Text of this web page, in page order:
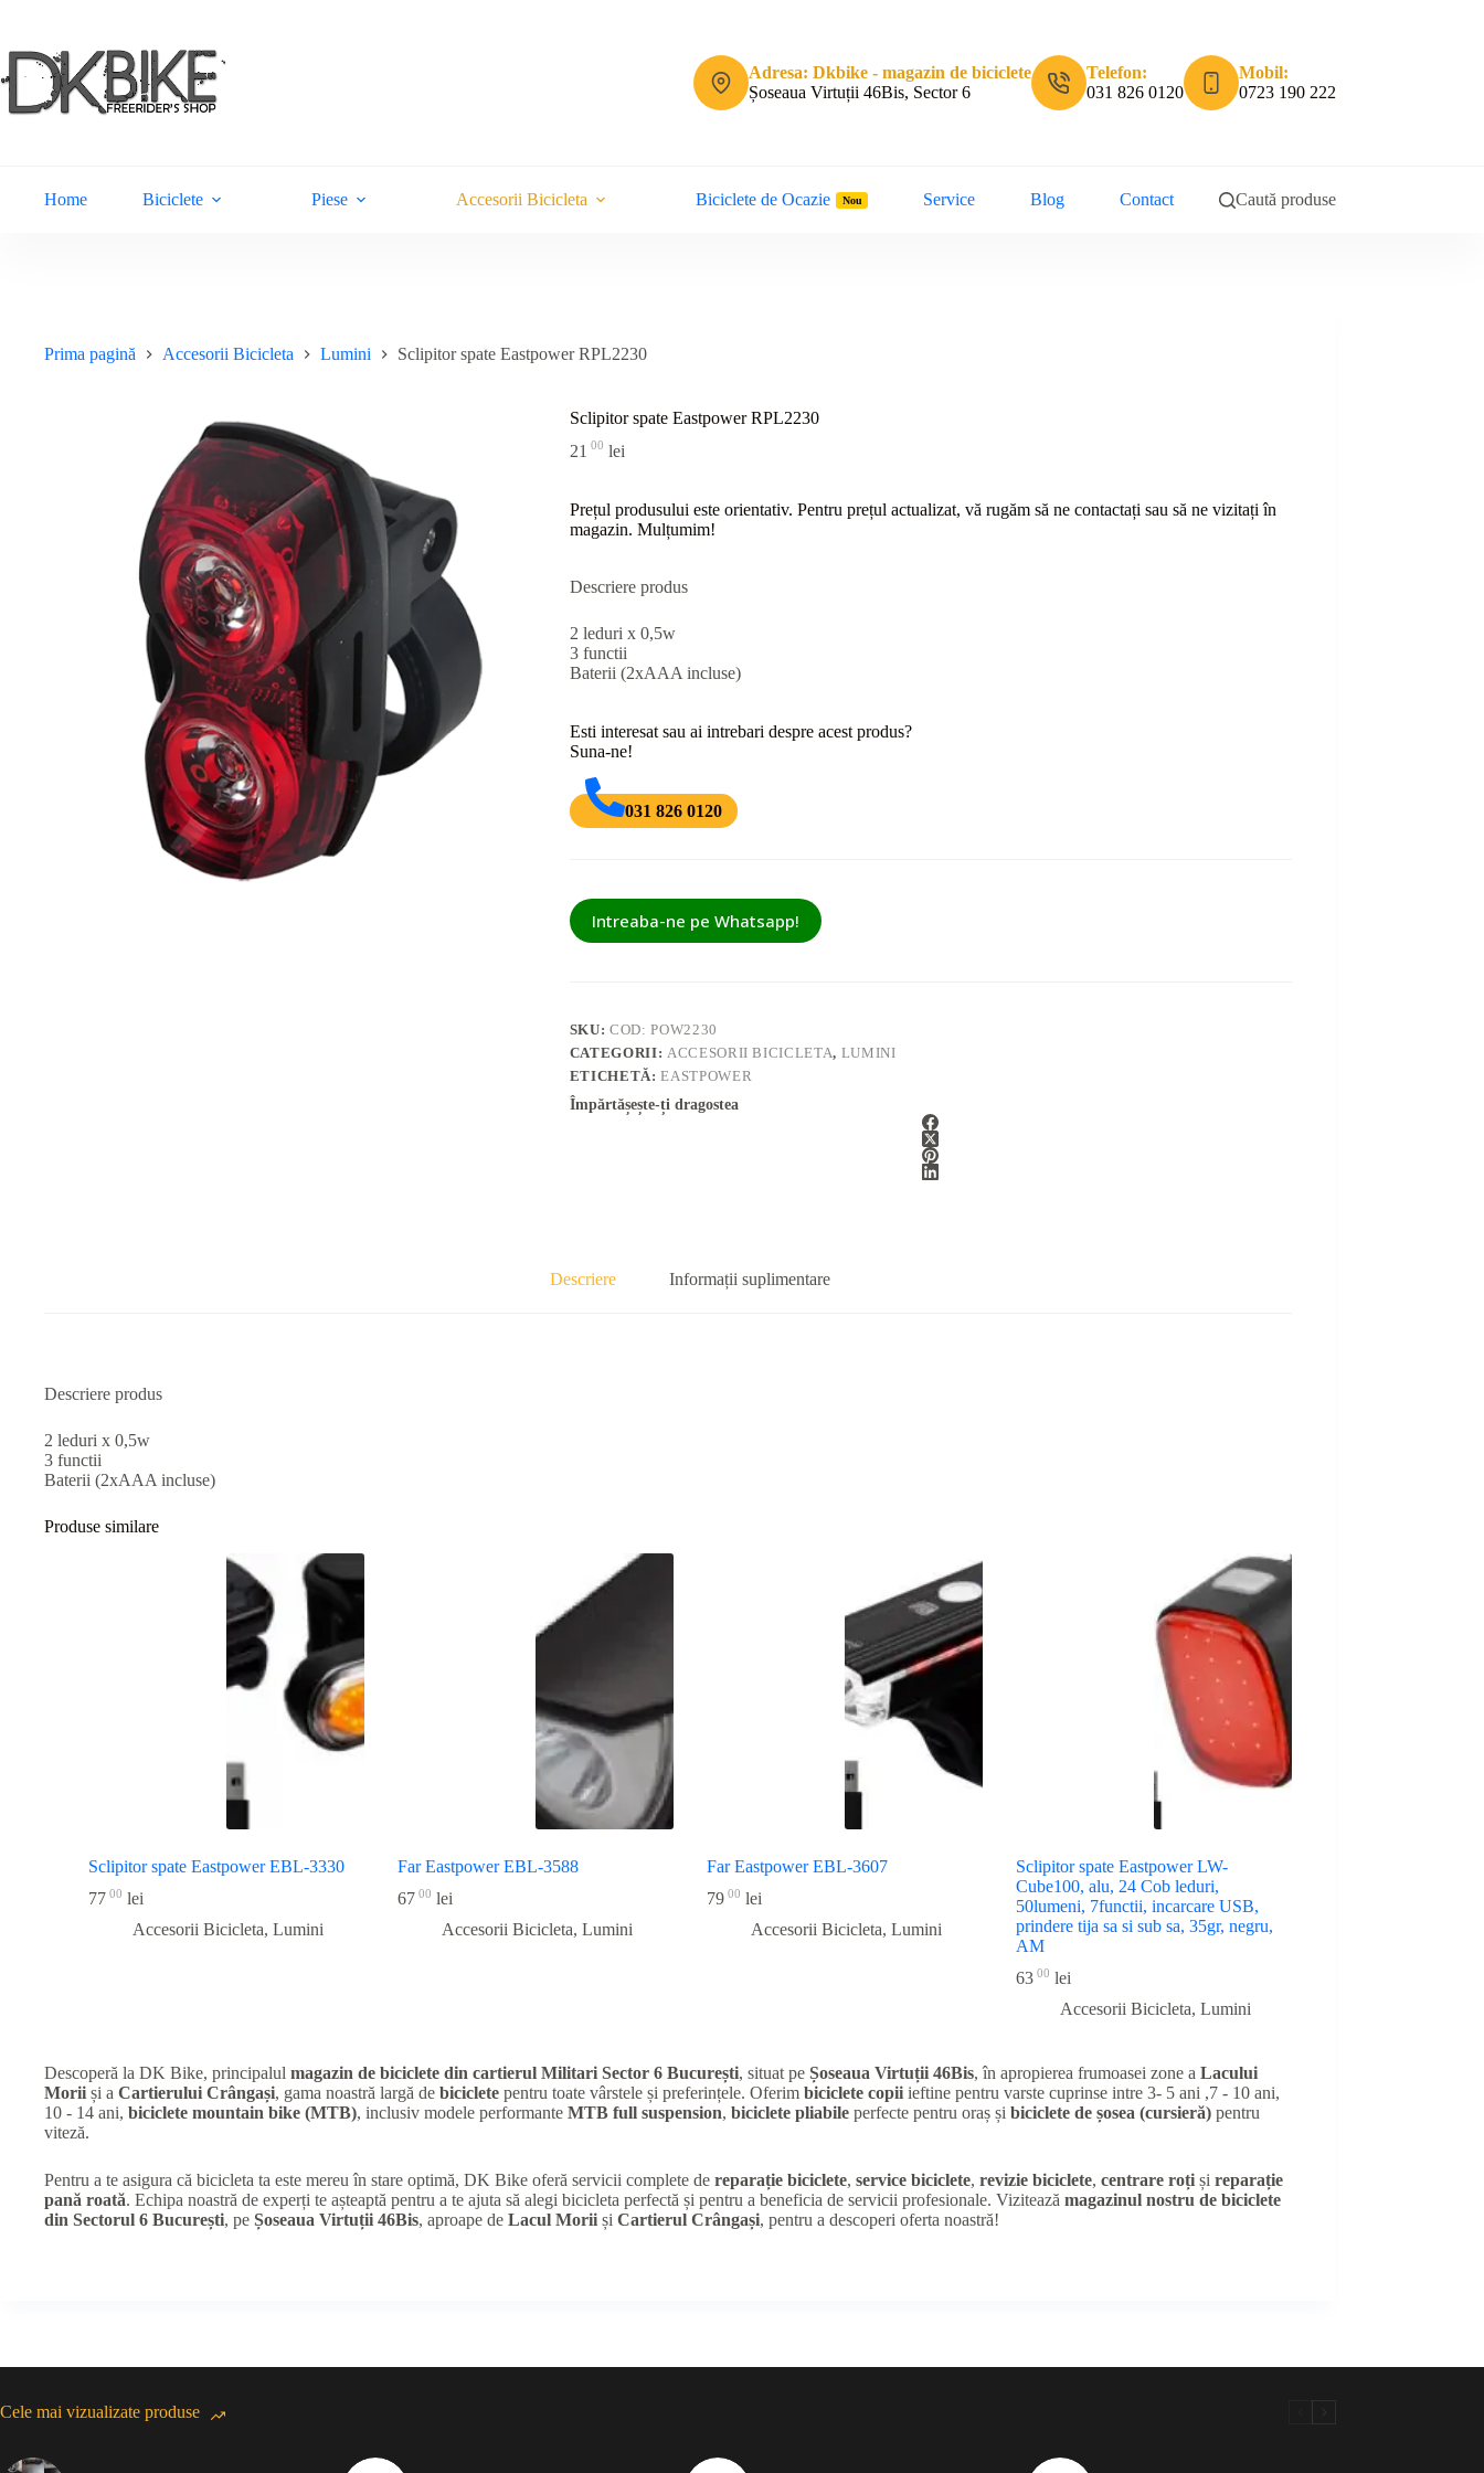
conținut
Adresa: Dkbike - magazin de biciclete
Șoseaua Virtuții 46Bis, Sector 6
Telefon:
031 826 0120
Mobil:
0723 190 222
Home Biciclete Piese Accesorii Bicicleta Biciclete de Ocazie Nou Service Blog Contact Caută produse
Prima pagină Accesorii Bicicleta Lumini Sclipitor spate Eastpower RPL2230
Sclipitor spate Eastpower RPL2230
21 00 lei
Prețul produsului este orientativ. Pentru prețul actualizat, vă rugăm să ne contactați sau să ne vizitați în
magazin. Mulțumim!
Descriere produs
2 leduri x 0,5w
3 functii
Baterii (2xAAA incluse)
Esti interesat sau ai intrebari despre acest produs?
Suna-ne!
031 826 0120
Intreaba-ne pe Whatsapp!
SKU:COD: POW2230
CATEGORII: ACCESORII BICICLETA, LUMINI
ETICHETĂ:EASTPOWER
Împărtășește-ți dragostea
Descriere Informații suplimentare
Descriere produs
2 leduri x 0,5w
3 functii
Baterii (2xAAA incluse)
Produse similare
Sclipitor spate Eastpower EBL-3330
77 00 lei
Accesorii Bicicleta, Lumini
Far Eastpower EBL-3588
6700 lei
Accesorii Bicicleta, Lumini
Far Eastpower EBL-3607
7900 lei
Accesorii Bicicleta, Lumini
Sclipitor spate Eastpower LW-
Cube100, alu, 24 Cob leduri,
50lumeni, 7functii, incarcare USB,
prindere tija sa si sub sa, 35gr, negru,
AM
63 00 lei
Accesorii Bicicleta, Lumini
Descoperă la DK Bike, principalul magazin de biciclete din cartierul Militari Sector 6 București, situat pe Șoseaua Virtuții 46Bis, în apropierea frumoasei zone a Lacului
Morii și a Cartierului Crângași, gama noastră largă de biciclete pentru toate vârstele și preferințele. Oferim biciclete copii ieftine pentru varste cuprinse intre 3- 5 ani ,7 - 10 ani,
10 - 14 ani, biciclete mountain bike (MTB), inclusiv modele performante MTB full suspension, biciclete pliabile perfecte pentru oraș și biciclete de șosea (cursieră) pentru
viteză.
Pentru a te asigura că bicicleta ta este mereu în stare optimă, DK Bike oferă servicii complete de reparație biciclete, service biciclete, revizie biciclete, centrare roți și reparație
pană roată. Echipa noastră de experți te așteaptă pentru a te ajuta să alegi bicicleta perfectă și pentru a beneficia de servicii profesionale. Vizitează magazinul nostru de biciclete
din Sectorul 6 București, pe Șoseaua Virtuții 46Bis, aproape de Lacul Morii și Cartierul Crângași, pentru a descoperi oferta noastră!
Cele mai vizualizate produse